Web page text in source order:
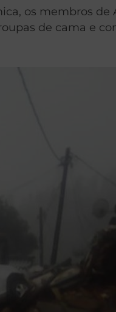
os membros
de cama e